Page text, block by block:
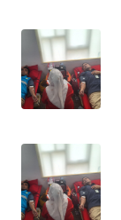
INFO
IKLAN
TENTANG
PEDOMAN
MEDIA
SIBER